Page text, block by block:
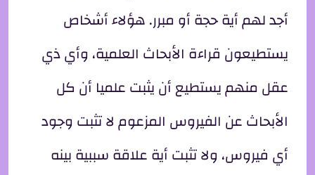
أجد لهم أية حجة أو مبرر. هؤلاء أشخاص
يستطيعون قراءة الأبحاث العلمية، وأي ذي
عقل منهم يستطيع أن يثبت علميا أن كل
الأبحاث عن الفيروس المزعوم لا تثبت وجود
أي فيروس، ولا تثبت أية علاقة سببية بينه